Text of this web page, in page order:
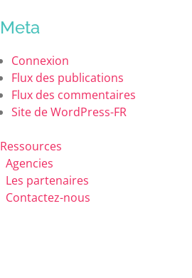
Meta
Connexion
Flux des publications
Flux des commentaires
Site de WordPress-FR
Ressources
Agencies
Les partenaires
Contactez-nous